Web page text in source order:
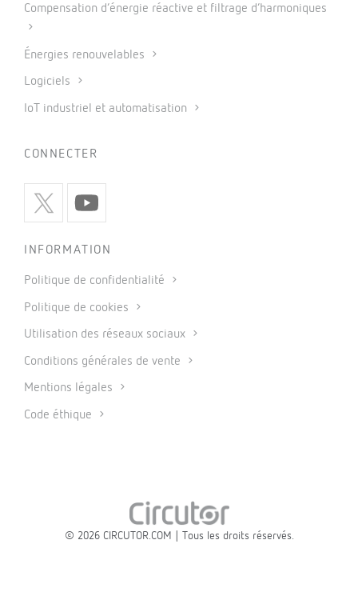
Compensation d’énergie réactive et filtrage d’harmoniques
Énergies renouvelables
Logiciels
IoT industriel et automatisation
CONNECTER
INFORMATION
Politique de confidentialité
Politique de cookies
Utilisation des réseaux sociaux
Conditions générales de vente
Mentions légales
Code éthique
© 2026 CIRCUTOR.COM | Tous les droits réservés.